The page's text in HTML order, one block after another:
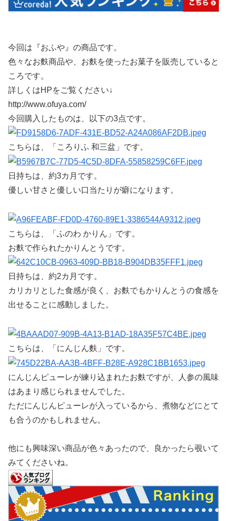
今回は『おふや』の商品です。
色々なお麩商品や、お麩を使ったお菓子を販売していると
ころです。
詳しくはHPをご覧ください↓
http://www.ofuya.com/
今回購入したものは、以下の3点です。
こちらは、「ころりふ 和三盆」です。
日持ちは、約3カ月です。
優しい甘さと優しい口当たりが癖になります。
こちらは、「ふのわ かりん」です。
お麩で作られたかりんとうです。
日持ちは、約2カ月です。
カリカリとした食感が良く、お麩でもかりんとうの食感を
出せることに感動しました。
こちらは、「にんじん麩」です。
にんじんピューレが練り込まれたお麩ですが、人参の風味
はあまり感じられませんでした。
ただにんじんピューレが入っているから、煮物などにとて
も合うのかもしれません。
他にも興味深い商品が色々あったので、良かったら覗いて
みてくださいね。